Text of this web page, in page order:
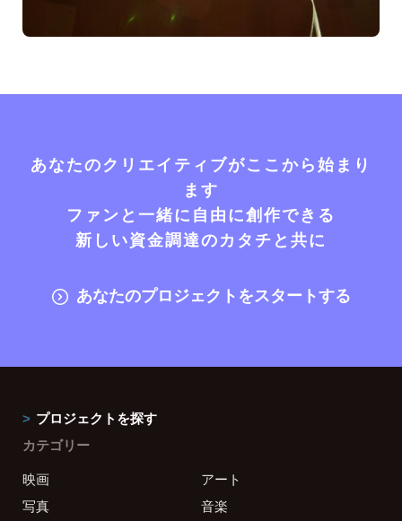
あなたのクリエイティブがここから始まり
ます
ファンと一緒に自由に創作できる
新しい資金調達のカタチと共に
あなたのプロジェクトをスタートする
プロジェクトを探す
カテゴリー
映画
アート
写真
音楽